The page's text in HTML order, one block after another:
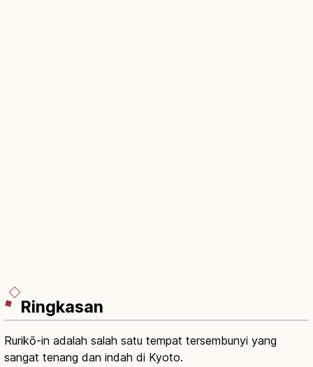
Ringkasan
Rurikō-in adalah salah satu tempat tersembunyi yang
sangat tenang dan indah di Kyoto.